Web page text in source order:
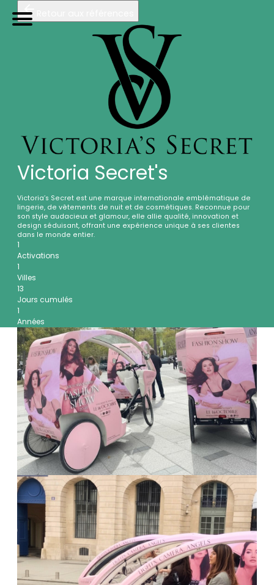
tilitaires de
Accueil
Nos véhicules
Références
Sur-mesure
Mariages
Blog
FAQ
A propos
Victoria Secret's
Victoria’s Secret est une marque internationale emblématique de
lingerie, de vêtements de nuit et de cosmétiques. Reconnue pour
son style audacieux et glamour, elle allie qualité, innovation et
design séduisant, offrant une expérience unique à ses clientes
dans le monde entier.
1
Activations
1
Villes
13
Jours cumulés
1
Années